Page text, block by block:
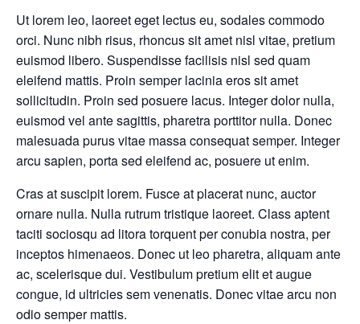
Ut lorem leo, laoreet eget lectus eu, sodales commodo
orci. Nunc nibh risus, rhoncus sit amet nisl vitae, pretium
euismod libero. Suspendisse facilisis nisl sed quam
eleifend mattis. Proin semper lacinia eros sit amet
sollicitudin. Proin sed posuere lacus. Integer dolor nulla,
euismod vel ante sagittis, pharetra porttitor nulla. Donec
malesuada purus vitae massa consequat semper. Integer
arcu sapien, porta sed eleifend ac, posuere ut enim.
Cras at suscipit lorem. Fusce at placerat nunc, auctor
ornare nulla. Nulla rutrum tristique laoreet. Class aptent
taciti sociosqu ad litora torquent per conubia nostra, per
inceptos himenaeos. Donec ut leo pharetra, aliquam ante
ac, scelerisque dui. Vestibulum pretium elit et augue
congue, id ultricies sem venenatis. Donec vitae arcu non
odio semper mattis.